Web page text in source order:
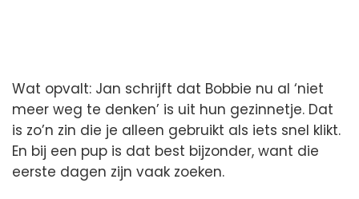
Wat opvalt: Jan schrijft dat Bobbie nu al ‘niet
meer weg te denken’ is uit hun gezinnetje. Dat
is zo’n zin die je alleen gebruikt als iets snel klikt.
En bij een pup is dat best bijzonder, want die
eerste dagen zijn vaak zoeken.